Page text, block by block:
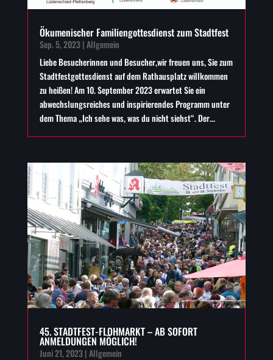
Ökumenischer Familiengottesdienst zum Stadtfest
Sep. 5, 2023|Allgemein
Liebe Besucherinnen und Besucher,wir freuen uns, Sie zum
Stadtfestgottesdienst auf dem Rathausplatz willkommen
zu heißen! Am 10. September 2023 erwartet Sie ein
abwechslungsreiches und inspirierendes Programm unter
dem Thema „Ich sehe was, was du nicht siehst“. Der...
45. STADTFEST-FLOHMARKT – AB SOFORT
ANMELDUNGEN MÖGLICH!
Juni 21, 2023|Allgemein